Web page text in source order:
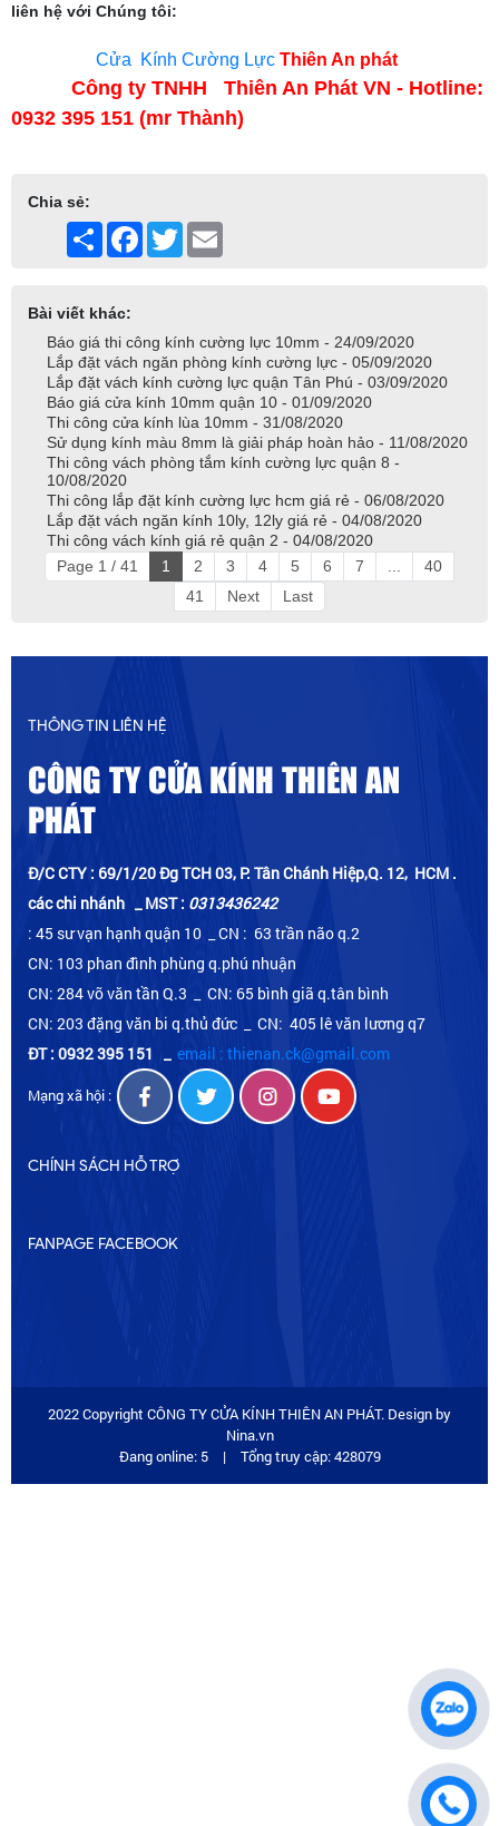
liên hệ với Chúng tôi:
Cửa Kính Cường Lực Thiên An phát
Công ty TNHH Thiên An Phát VN - Hotline:
0932 395 151 (mr Thành)
Chia sẻ:
Share Facebook
Twitter
Bài viết khác:
Báo giá thi công kính cường lực 10mm - 24/09/2020
Lắp đặt vách ngăn phòng kính cường lực - 05/09/2020
Lắp đặt vách kính cường lực quận Tân Phú - 03/09/2020
Báo giá cửa kính 10mm quận 10 - 01/09/2020
Thi công cửa kính lùa 10mm - 31/08/2020
Sử dụng kính màu 8mm là giải pháp hoàn hảo - 11/08/2020
Thi công vách phòng tắm kính cường lực quận 8 -
10/08/2020
Thi công lắp đặt kính cường lực hcm giá rẻ - 06/08/2020
Lắp đặt vách ngăn kính 10ly, 12ly giá rẻ - 04/08/2020
Thi công vách kính giá rẻ quận 2 - 04/08/2020
Page 1 / 41
1 2 3 4 5 6 7
40
41
Next Last
THÔNG TIN LIÊN HỆ
CÔNG TY CỬA KÍNH THIÊN AN
PHÁT
Đ/C CTY : 69/1/20 Đg TCH 03, P. Tân Chánh Hiệp,Q. 12, HCM .
các chi nhánh _ MST : 0313436242
: 45 sư vạn hạnh quận 10 _ CN : 63 trần não q.2
CN: 103 phan đình phùng q.phú nhuận
CN: 284 võ văn tần Q.3 _ CN: 65 bình giã q.tân bình
CN: 203 đặng văn bi q.thủ đức _ CN: 405 lê văn lương q7
ĐT : 0932 395 151 _ email : thienan.ck@gmail.com
Mạng xã hội :
CHÍNH SÁCH HỖ TRỢ
FANPAGE FACEBOOK
2022 Copyright CÔNG TY CỬA KÍNH THIÊN AN PHÁT. Design by
Nina.vn
Đang online: 5
| Tổng truy cập: 428079